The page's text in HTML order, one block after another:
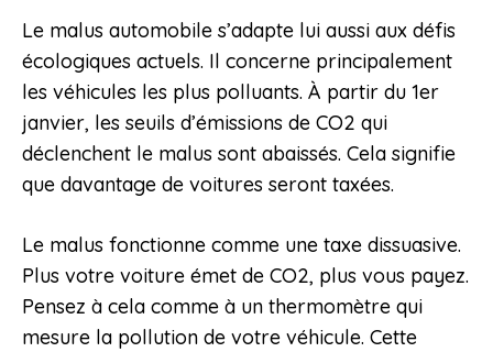
Le malus automobile s’adapte lui aussi aux défis
écologiques actuels. Il concerne principalement
les véhicules les plus polluants. À partir du 1er
janvier, les seuils d’émissions de CO2 qui
déclenchent le malus sont abaissés. Cela signifie
que davantage de voitures seront taxées.
Le malus fonctionne comme une taxe dissuasive.
Plus votre voiture émet de CO2, plus vous payez.
Pensez à cela comme à un thermomètre qui
mesure la pollution de votre véhicule. Cette